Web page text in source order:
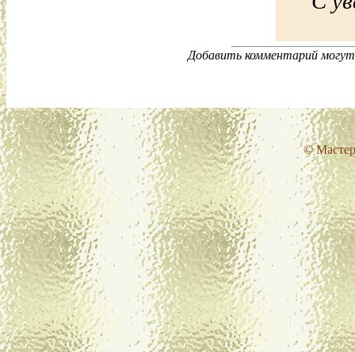
Добавить комментарий
©